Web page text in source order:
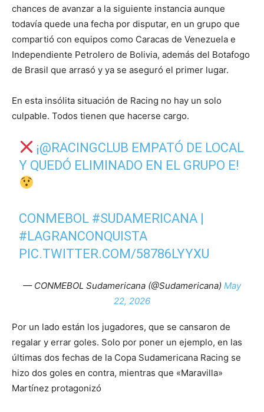
chances de avanzar a la siguiente instancia aunque
todavía quede una fecha por disputar, en un grupo que
compartió con equipos como Caracas de Venezuela e
Independiente Petrolero de Bolivia, además del Botafogo
de Brasil que arrasó y ya se aseguró el primer lugar.
En esta insólita situación de Racing no hay un solo
culpable. Todos tienen que hacerse cargo.
¡@RACINGCLUB EMPATÓ DE LOCAL
Y QUEDÓ ELIMINADO EN EL GRUPO E!
CONMEBOL #SUDAMERICANA |
#LAGRANCONQUISTA
PIC.TWITTER.COM/58786LYYXU
— CONMEBOL Sudamericana (@Sudamericana) May
22, 2026
Por un lado están los jugadores, que se cansaron de
regalar y errar goles. Solo por poner un ejemplo, en las
últimas dos fechas de la Copa Sudamericana Racing se
hizo dos goles en contra, mientras que «Maravilla»
Martínez protagonizó